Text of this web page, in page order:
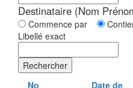
Destinataire (Nom
Commence par
Libellé exact
Rechercher
No
Date de